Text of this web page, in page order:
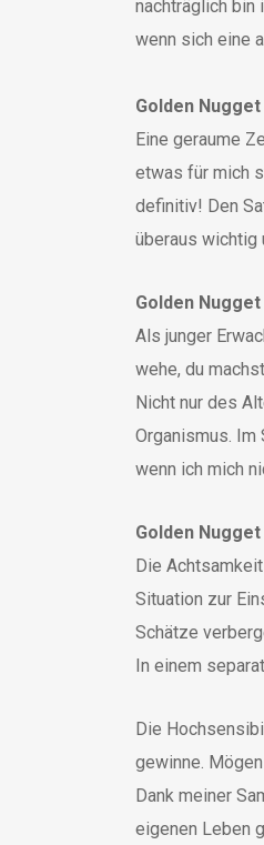
nachträglich bin
wenn sich eine
Golden
Eine geraume
etwas für mich
definitiv! Den
überaus wichtig
Golden
Als junger
wehe, du
Nicht nur des
Organismus. Im
wenn ich mich
Golden
Die
Situation zur
Schätze
In einem
Die
gewinne.
Dank meiner
eigenen Leben